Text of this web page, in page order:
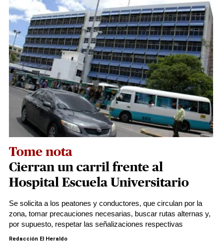
Tome nota
Cierran un carril frente al
Hospital Escuela Universitario
Se solicita a los peatones y conductores, que circulan por la
zona, tomar precauciones necesarias, buscar rutas alternas y,
por supuesto, respetar las señalizaciones respectivas
Redacción El Heraldo